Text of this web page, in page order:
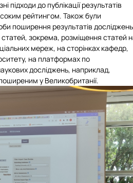
підходи до публікації результатів
рейтингом. Також були
поширення результатів досліджень
зокрема, розміщення статей
мереж, на сторінках кафедр,
на платформах по
досліджень, наприклад,
у Великобританії.